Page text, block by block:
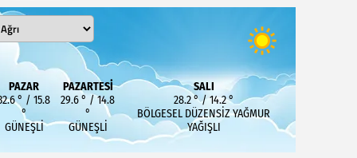
MEHMET KOÇ
DOĞUBAYAZIT ASLINDA BİR İNANÇ
MERKEZİDİR
PAZAR
° / 15.8
°
GÜNEŞLI
PAZARTESI
29.6 ° / 14.8
°
GÜNEŞLI
SALI
28.2 ° / 14.2 °
BÖLGESEL DÜZENSIZ YAĞMUR
YAĞIŞLI